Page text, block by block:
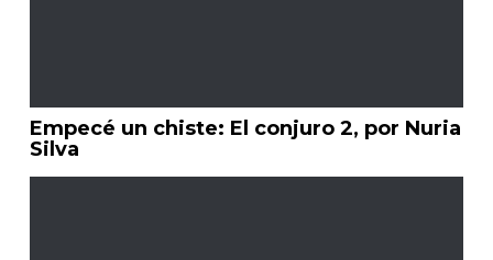
Empecé un chiste: El conjuro 2, por Nuria
Silva